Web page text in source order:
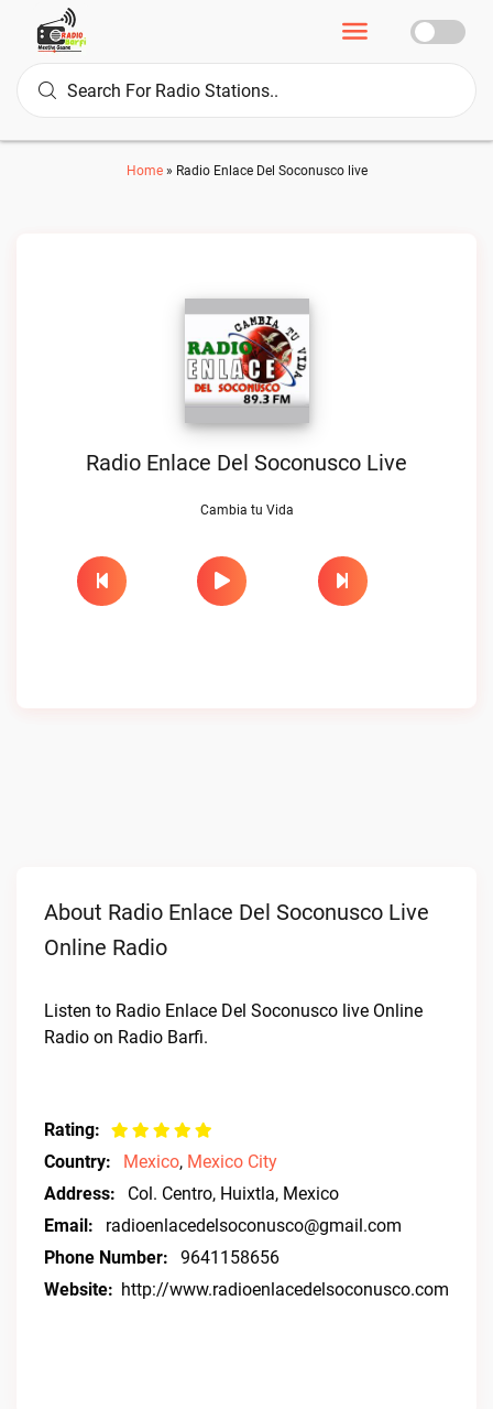
Home» Radio Enlace Del Soconusco live
Radio Enlace Del Soconusco Live
Cambia tu Vida
About Radio Enlace Del Soconusco Live
Online Radio
Listen to Radio Enlace Del Soconusco live Online
Radio on Radio Barfi.
Rating:
Country:
Mexico, Mexico City
Address:
Col. Centro, Huixtla, Mexico
Email:
radioenlacedelsoconusco@gmail.com
Phone Number:
9641158656
Website: http://www.radioenlacedelsoconusco.com